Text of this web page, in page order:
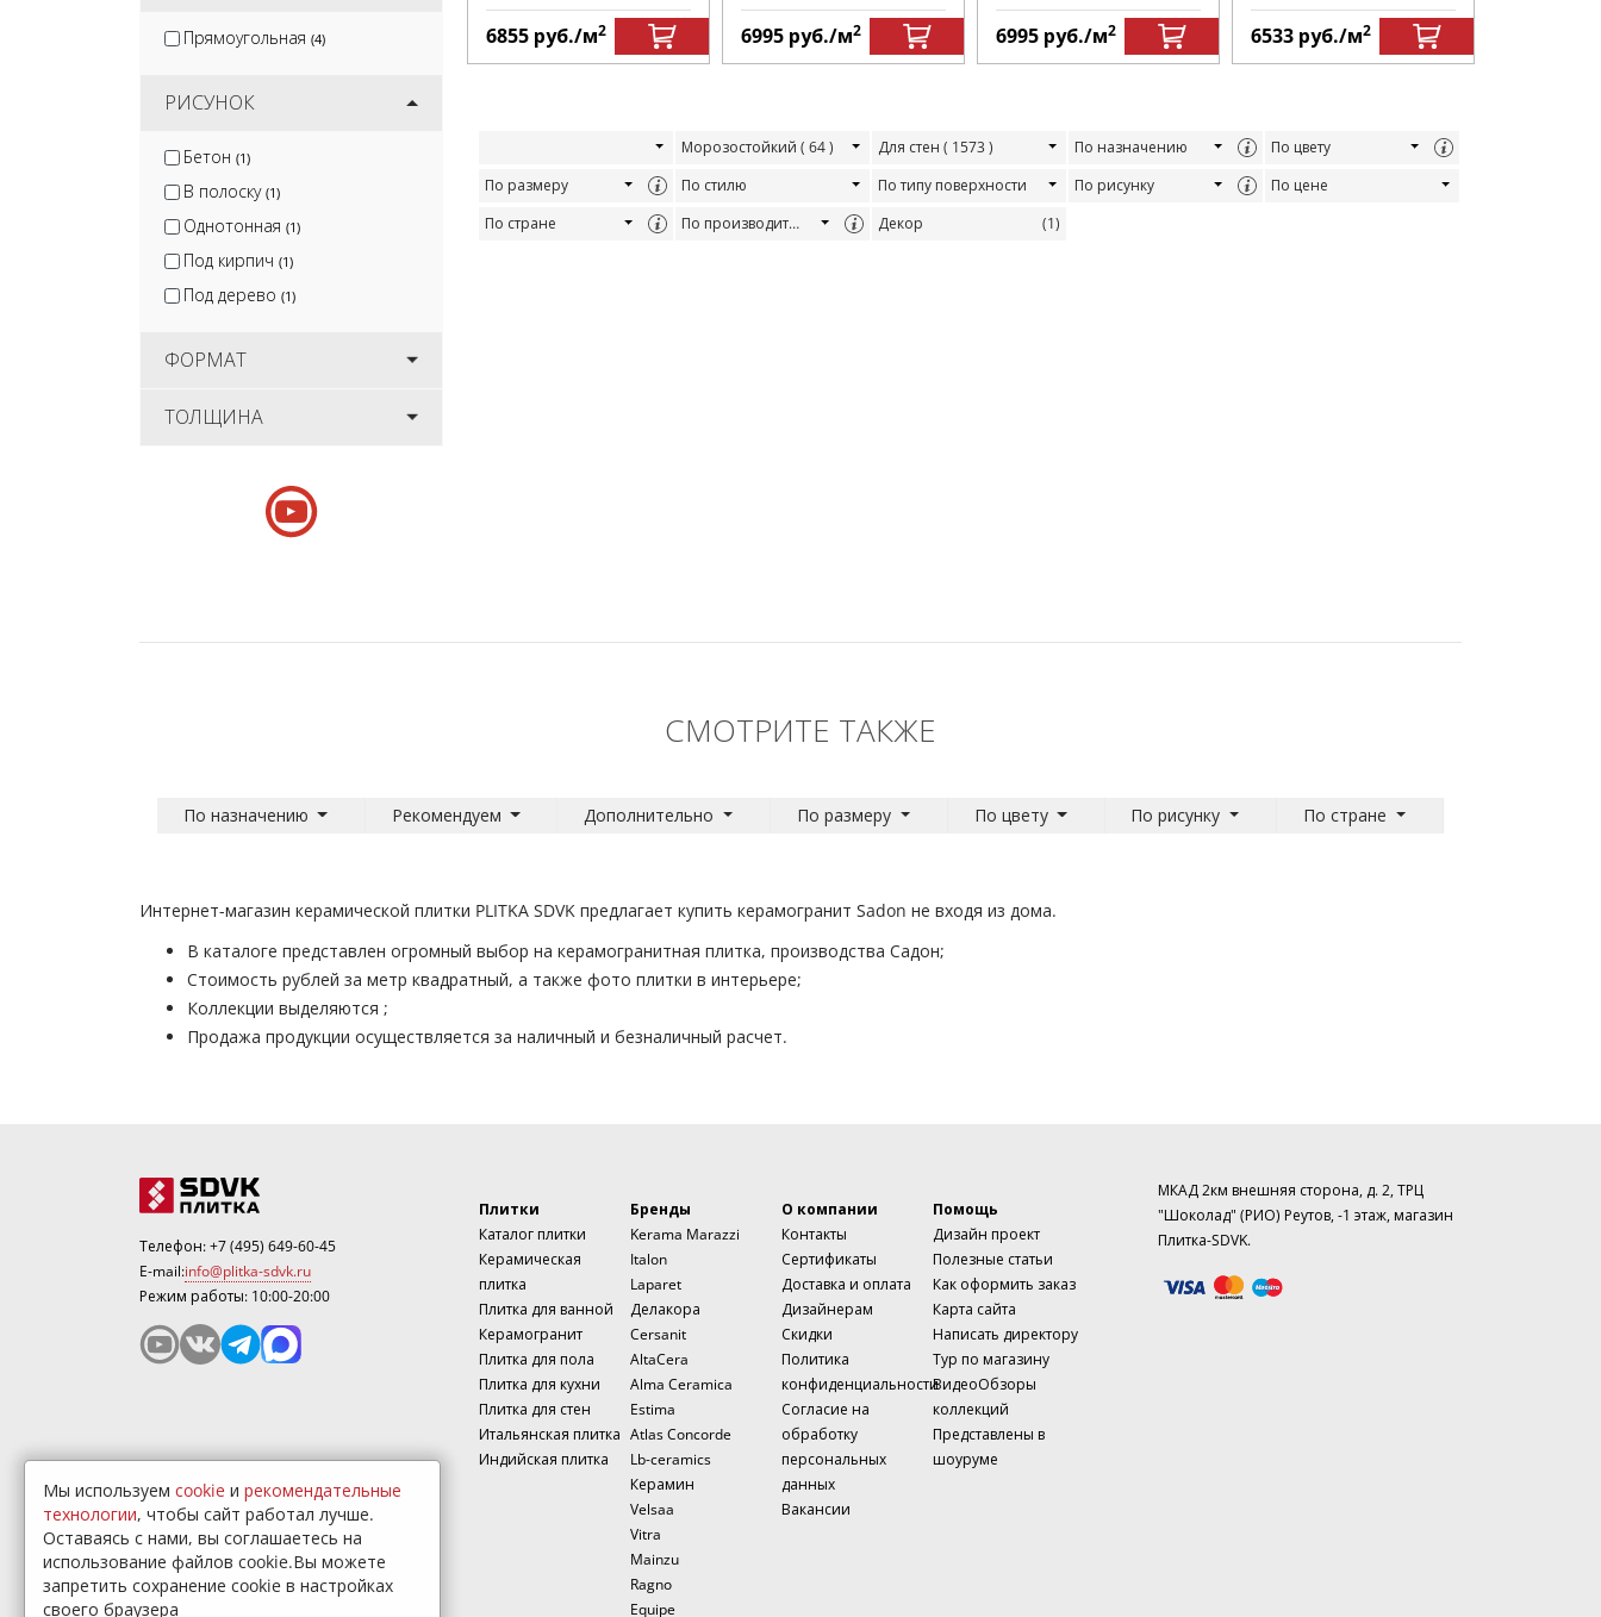
Прямоугольная (4)
РИСУНОК
Бетон (1)
В полоску (1)
Однотонная (1)
Под кирпич (1)
Под дерево (1)
ФОРМАТ
ТОЛЩИНА
6855 руб./м2 6995 руб./м2 6995 руб./м2 6533 руб./м2
Морозостойкий ( 64 ) Для стен ( 1573 ) По назначению
По цвету
По размеру
По стилю По типу поверхности По рисунку
По цене
По стране
По производителю Декор (1)
СМОТРИТЕ ТАКЖЕ
По назначению Рекомендуем Дополнительно По размеру По цвету По рисунку По стране
Интернет-магазин керамической плитки PLITKA SDVK предлагает купить керамогранит Sadon не входя из дома.
В каталоге представлен огромный выбор на керамогранитная плитка, производства Садон;
Стоимость рублей за метр квадратный, а также фото плитки в интерьере;
Коллекции выделяются ;
Продажа продукции осуществляется за наличный и безналичный расчет.
Телефон:+7 (495) 649-60-45
E-mail:info@plitka-sdvk.ru
Режим работы: 10:00-20:00
Плитки
Каталог плитки
Керамическая
плитка
Плитка для ванной
Керамогранит
Плитка для пола
Плитка для кухни
Плитка для стен
Итальянская плитка
Индийская плитка
Бренды
Kerama Marazzi
Italon
Laparet
Делакора
Cersanit
AltaCera
Alma Ceramica
Estima
Atlas Concorde
Lb-ceramics
Керамин
Velsaa
Vitra
Mainzu
Ragno
Equipe
О компании
Контакты
Сертификаты
Доставка и оплата
Дизайнерам
Скидки
Политика
конфиденциальности
Согласие на
обработку
персональных
данных
Вакансии
Помощь
Дизайн проект
Полезные статьи
Как оформить заказ
Карта сайта
Написать директору
Тур по магазину
ВидеоОбзоры
коллекций
Представлены в
шоуруме
МКАД 2км внешняя сторона, д. 2, ТРЦ
"Шоколад" (РИО) Реутов, -1 этаж, магазин
Плитка-SDVK.
Мы используем cookie и рекомендательные
технологии, чтобы сайт работал лучше.
Оставаясь с нами, вы соглашаетесь на
использование файлов cookie.Вы можете
запретить сохранение cookie в настройках
своего браузера